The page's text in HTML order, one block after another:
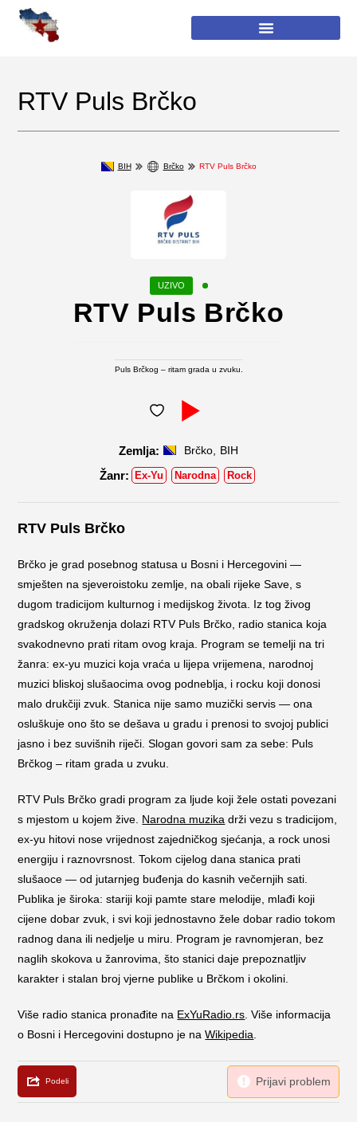
RTV Puls Brčko
BIH Brčko RTV Puls Brčko
RTV Puls Brčko
Puls Brčkog – ritam grada u zvuku.
Brčko BIH
Ex-Yu Narodna Rock
RTV Puls Brčko
Brčko je grad posebnog statusa u Bosni i Hercegovini —
smješten na sjeveroistoku zemlje, na obali rijeke Save, s
dugom tradicijom kulturnog i medijskog života. Iz tog živog
gradskog okruženja dolazi RTV Puls Brčko, radio stanica koja
svakodnevno prati ritam ovog kraja. Program se temelji na tri
žanra: ex-yu muzici koja vraća u lijepa vrijemena, narodnoj
muzici bliskoj slušaocima ovog podneblja, i rocku koji donosi
malo drukčiji zvuk. Stanica nije samo muzički servis — ona
osluškuje ono što se dešava u gradu i prenosi to svojoj publici
jasno i bez suvišnih riječi. Slogan govori sam za sebe: Puls
Brčkog – ritam grada u zvuku.
RTV Puls Brčko gradi program za ljude koji žele ostati povezani
s mjestom u kojem žive. Narodna muzika drži vezu s tradicijom,
ex-yu hitovi nose vrijednost zajedničkog sjećanja, a rock unosi
energiju i raznovrsnost. Tokom cijelog dana stanica prati
slušaoce — od jutarnjeg buđenja do kasnih večernjih sati.
Publika je široka: stariji koji pamte stare melodije, mlađi koji
cijene dobar zvuk, i svi koji jednostavno žele dobar radio tokom
radnog dana ili nedjelje u miru. Program je ravnomjeran, bez
naglih skokova u žanrovima, što stanici daje prepoznatljiv
karakter i stalan broj vjerne publike u Brčkom i okolini.
Više radio stanica pronađite na ExYuRadio.rs . Više informacija
o Bosni i Hercegovini dostupno je naWikipedia